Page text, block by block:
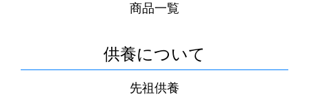
商品一覧
供養について
先祖供養